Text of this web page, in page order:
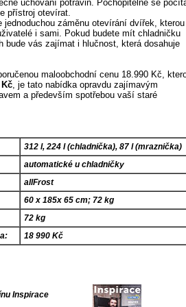
uchování potravin. Pochopitelně se
přístroj otevírat.
jednoduchou záměnu otevírání dvířek, kterou
i sami. Pokud budete mít chladničku
bude vás zajímat i hlučnost, která dosahuje
maloobchodní cenu 18.990 Kč,
Kč, je tato nabídka opravdu zajímavým
a především spotřebou vaší staré
312 l, 224 l (chladnička), 87 l (mraznička)
automatické u chladničky
allFrost
60 x 185x 65 cm; 72 kg
72 kg
18 990 Kč
Inspirace